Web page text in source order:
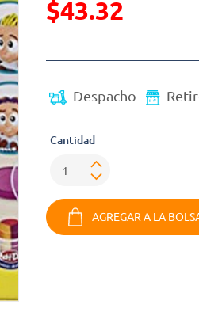
Precio reducido de
$43.32
Despacho
Cantidad
AGREGAR A LA